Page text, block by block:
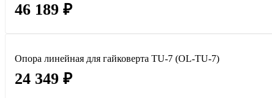
46 189 ₽
Опора линейная для гайковерта TU-7 (OL-TU-7)
24 349 ₽